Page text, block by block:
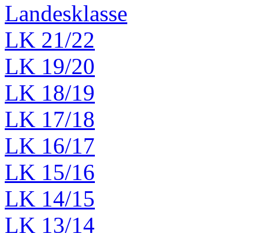
Landesklasse
LK 21/22
LK 19/20
LK 18/19
LK 17/18
LK 16/17
LK 15/16
LK 14/15
LK 13/14